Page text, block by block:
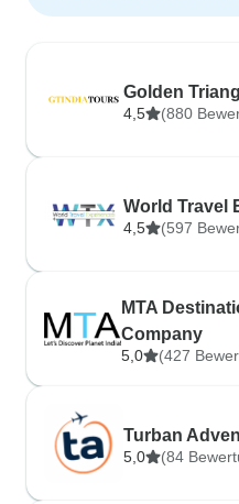
Golden
4,5 (880
World Travel
4,5 (597
MTA
Company
5,0 (427
Turban
5,0 (84